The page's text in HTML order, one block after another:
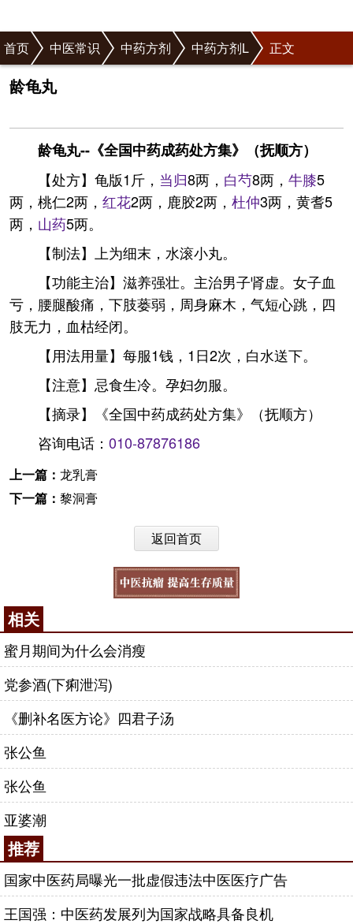
首页 中医常识 中药方剂 中药方剂L 正文
龄龟丸
龄龟丸--《全国中药成药处方集》（抚顺方）
【处方】龟版1斤， 当归8两， 白芍8两， 牛膝5
两，桃仁2两， 红花2两，鹿胶2两， 杜仲3两，黄耆5
两， 山药5两。
【制法】上为细末，水滚小丸。
【功能主治】滋养强壮。主治男子肾虚。女子血
亏，腰腿酸痛，下肢蒌弱，周身麻木，气短心跳，四
肢无力，血枯经闭。
【用法用量】每服1钱，1日2次，白水送下。
【注意】忌食生冷。孕妇勿服。
【摘录】《全国中药成药处方集》（抚顺方）
咨询电话： 010-87876186
上一篇： 龙乳膏
下一篇： 黎洞膏
返回首页
相关
蜜月期间为什么会消瘦
党参酒(下痢泄泻)
《删补名医方论》四君子汤
张公鱼
张公鱼
亚婆潮
推荐
国家中医药局曝光一批虚假违法中医医疗广告
王国强：中医药发展列为国家战略具备良机